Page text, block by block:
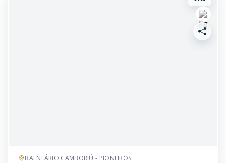
BALNEÁRIO CAMBORIÚ - PIONEIROS